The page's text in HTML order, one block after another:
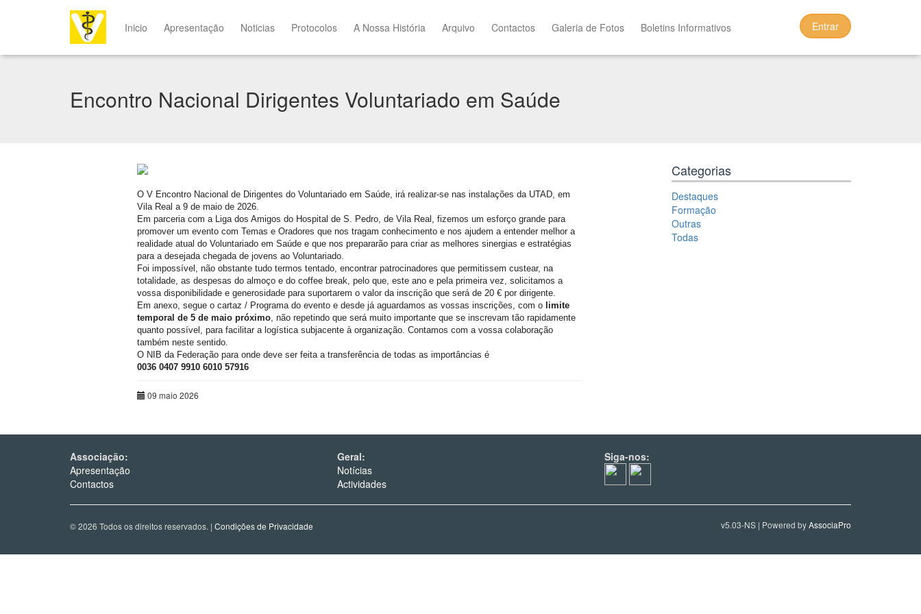
Inicio Apresentação Noticias Protocolos A Nossa História Arquivo Contactos Galeria de Fotos Boletins Informativos Entrar
Encontro Nacional Dirigentes Voluntariado em Saúde
O V Encontro Nacional de Dirigentes do Voluntariado em Saúde, irá realizar-se nas instalações da UTAD, em
Vila Real a 9 de maio de 2026.
Em parceria com a Liga dos Amigos do Hospital de S. Pedro, de Vila Real, fizemos um esforço grande para
promover um evento com Temas e Oradores que nos tragam conhecimento e nos ajudem a entender melhor a
realidade atual do Voluntariado em Saúde e que nos prepararão para criar as melhores sinergias e estratégias
para a desejada chegada de jovens ao Voluntariado.
Foi impossível, não obstante tudo termos tentado, encontrar patrocinadores que permitissem custear, na
totalidade, as despesas do almoço e do coffee break, pelo que, este ano e pela primeira vez, solicitamos a
vossa disponibilidade e generosidade para suportarem o valor da inscrição que será de 20 € por dirigente.
Em anexo, segue o cartaz / Programa do evento e desde já aguardamos as vossas inscrições, com o limite
temporal de 5 de maio próximo, não repetindo que será muito importante que se inscrevam tão rapidamente
quanto possível, para facilitar a logística subjacente à organização. Contamos com a vossa colaboração
também neste sentido.
O NIB da Federação para onde deve ser feita a transferência de todas as importâncias é
0036 0407 9910 6010 57916
09 maio 2026
Categorias
Destaques
Formação
Outras
Todas
Associação:
Apresentação
Contactos
Geral:
Notícias
Actividades
Siga-nos:
© 2026 Todos os direitos reservados. | Condições de Privacidade v5.03-NS | Powered byAssociaPro